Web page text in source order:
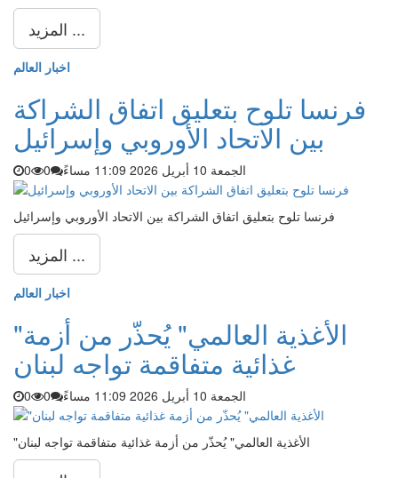
المزيد ...
اخبار العالم
فرنسا تلوح بتعليق اتفاق الشراكة
بين الاتحاد الأوروبي وإسرائيل
الجمعة 10 أبريل 2026 11:09 مساءً 0
0
فرنسا تلوح بتعليق اتفاق الشراكة بين الاتحاد الأوروبي وإسرائيل
المزيد ...
اخبار العالم
"الأغذية العالمي" يُحذّر من أزمة
غذائية متفاقمة تواجه لبنان
الجمعة 10 أبريل 2026 11:09 مساءً 0
0
"الأغذية العالمي" يُحذّر من أزمة غذائية متفاقمة تواجه لبنان